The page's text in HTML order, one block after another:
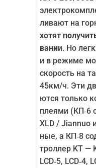
ли­ва­ют на
хотят
ва­нии. Но
и в режи­ме
ско­рость на
45км/ч. Эти
ют­ся толь­ко
пле­я­ми (КП‑6
XLD / Jiannuo
ные, а КП‑8
трол­лер KT —
LCD‑5, LCD‑4,